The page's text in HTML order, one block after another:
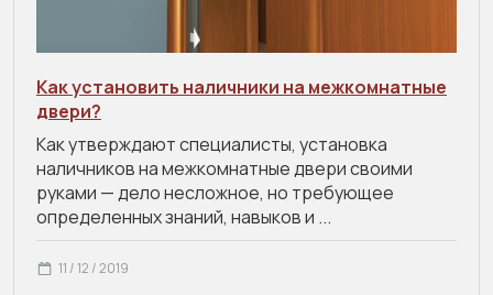
Как установить наличники на межкомнатные
двери?
Как утверждают специалисты, установка
наличников на межкомнатные двери своими
руками — дело несложное, но требующее
определенных знаний, навыков и ...
11 / 12 / 2019